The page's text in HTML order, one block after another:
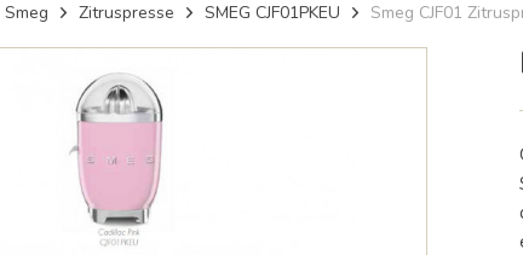
die
um
Smeg Zitruspresse SMEG CJF01PKEU Smeg CJF01